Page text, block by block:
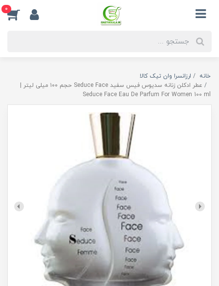
0
خانه
ارزانسرا وان تیک کالا
عطر ادکلن زنانه سدیوس فیس سفید Seduce Face حجم ۱۰۰ میلی لیتر |
Seduce Face Eau De Parfum For Women 100 ml